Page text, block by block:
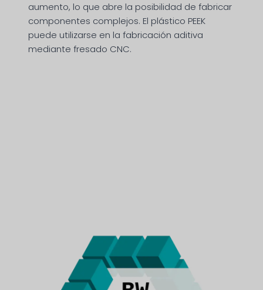
aumento, lo que abre la posibilidad de fabricar
componentes complejos. El plástico PEEK
puede utilizarse en la fabricación aditiva
mediante fresado CNC.